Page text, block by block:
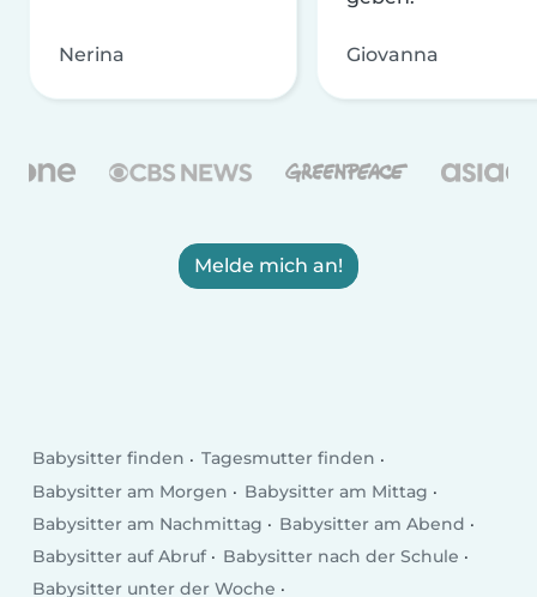
Nerina Giovanna
Melde mich an!
Babysitter finden
Tagesmutter finden
Babysitter am Morgen
Babysitter am Mittag
Babysitter am Nachmittag
Babysitter am Abend
Babysitter auf Abruf
Babysitter nach der Schule
Babysitter unter der Woche